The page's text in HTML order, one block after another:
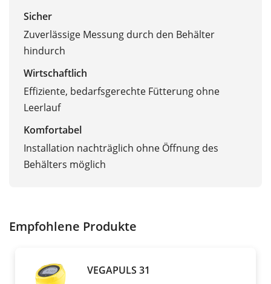
Sicher
Zuverlässige Messung durch den Behälter
hindurch
Wirtschaftlich
Effiziente, bedarfsgerechte Fütterung ohne
Leerlauf
Komfortabel
Installation nachträglich ohne Öffnung des
Behälters möglich
Empfohlene Produkte
VEGAPULS 31